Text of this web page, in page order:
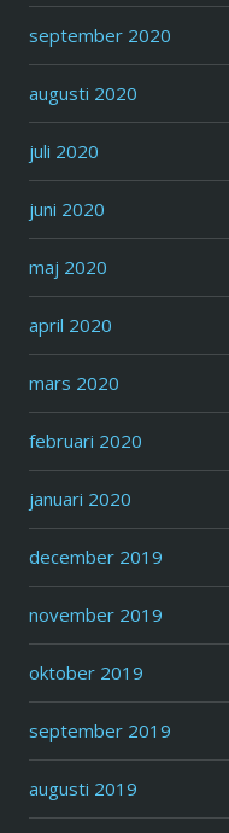
september 2020
augusti 2020
juli 2020
juni 2020
maj 2020
april 2020
mars 2020
februari 2020
januari 2020
december 2019
november 2019
oktober 2019
september 2019
augusti 2019